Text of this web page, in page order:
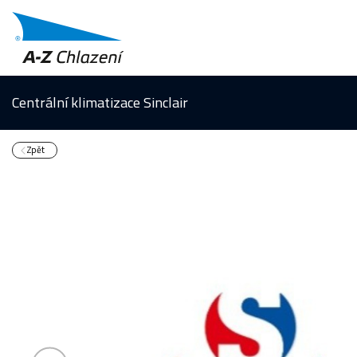
Centrální klimatizace Sinclair
Zpět